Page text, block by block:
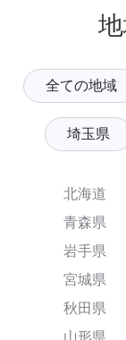
全ての地域
埼玉県
北海道
青森県
岩手県
宮城県
秋田県
山形県